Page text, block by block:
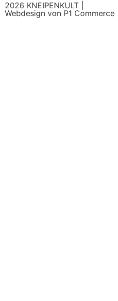
2026 KNEIPENKULT |
Webdesign von P1 Commerce